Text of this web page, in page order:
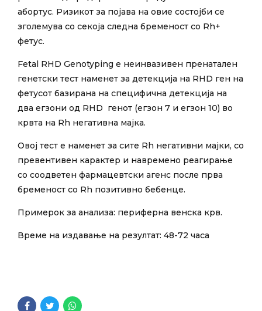
абортус. Ризикот за појава на овие состојби се
зголемува со секоја следна бременост со Rh+
фетус.
Fetal RHD Genotyping е неинвазивен пренатален
генетски тест наменет за детекција на RHD ген на
фетусот базирана на специфична детекција на
два егзони од RHD генот (егзон 7 и егзон 10) во
крвта на Rh негативна мајка.
Овој тест е наменет за сите Rh негативни мајки, со
превентивен карактер и навремено реагирање
со соодветен фармацевтски агенс после прва
бременост со Rh позитивно бебенце.
Примерок за анализа: периферна венска крв.
Време на издавање на резултат: 48-72 часа